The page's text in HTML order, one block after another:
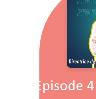
Episode 4